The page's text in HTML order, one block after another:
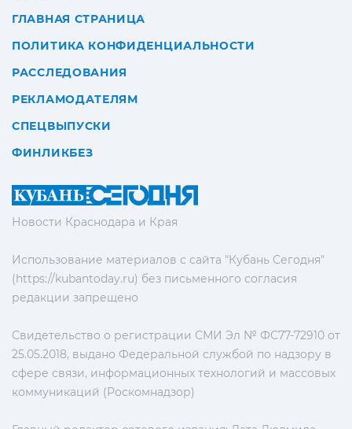
Новости Краснодара и Края
Использование материалов с сайта "Кубань Сегодня"
(https://kubantoday.ru) без письменного согласия
редакции запрещено
Свидетельство о регистрации СМИ Эл № ФС77-72910 от
25.05.2018, выдано Федеральной службой по надзору в
сфере связи, информационных технологий и массовых
коммуникаций (Роскомнадзор)
ГЛАВНАЯ СТРАНИЦА
ПОЛИТИКА КОНФИДЕНЦИАЛЬНОСТИ
РАССЛЕДОВАНИЯ
РЕКЛАМОДАТЕЛЯМ
СПЕЦВЫПУСКИ
ФИНЛИКБЕЗ